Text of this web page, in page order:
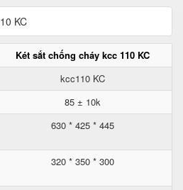
Két sắt chống cháy kcc 110 KC
kcc110 KC
85 ± 10k
630 * 425 * 445
320 * 350 * 300